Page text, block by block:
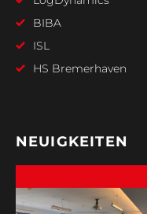
BIBA
ISL
HS Bremerhaven
NEUIGKEITEN